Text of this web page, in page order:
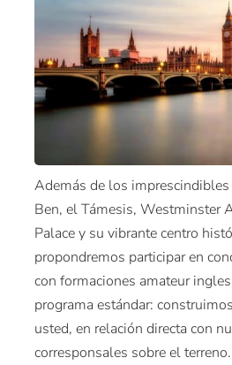
Además de los
Ben, el Támesis, Westminster
Palace y su vibrante centro
propondremos participar en
con formaciones amateur
programa estándar:
usted, en relación directa con
corresponsales sobre el